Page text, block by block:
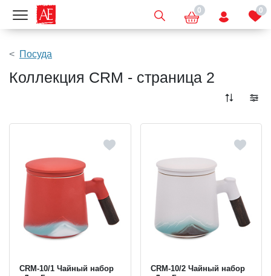
Показать меню 0 0
Посуда
Коллекция CRM - страница 2
CRM-10/1 Чайный набор
CRM-10/2 Чайный набор